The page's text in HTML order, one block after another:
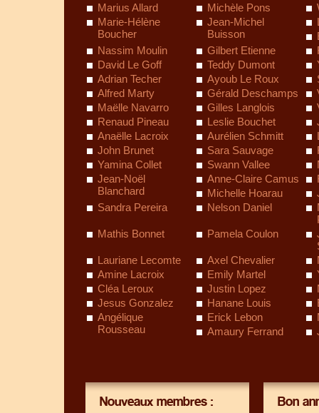
Marius Allard
Michèle Pons
Marie-Hélène
Boucher
Jean-Michel
Buisson
Nassim Moulin
Gilbert Etienne
David Le Goff
Teddy Dumont
Adrian Techer
Ayoub Le Roux
Alfred Marty
Gérald Deschamps
Maëlle Navarro
Gilles Langlois
Renaud Pineau
Leslie Bouchet
Anaëlle Lacroix
Aurélien Schmitt
John Brunet
Sara Sauvage
Yamina Collet
Swann Vallee
Jean-Noël
Blanchard
Anne-Claire Camus
Michelle Hoarau
Sandra Pereira
Nelson Daniel
Mathis Bonnet
Pamela Coulon
Lauriane Lecomte
Axel Chevalier
Amine Lacroix
Emily Martel
Cléa Leroux
Justin Lopez
Jesus Gonzalez
Hanane Louis
Angélique
Rousseau
Erick Lebon
Amaury Ferrand
Nouveaux membres : Bon